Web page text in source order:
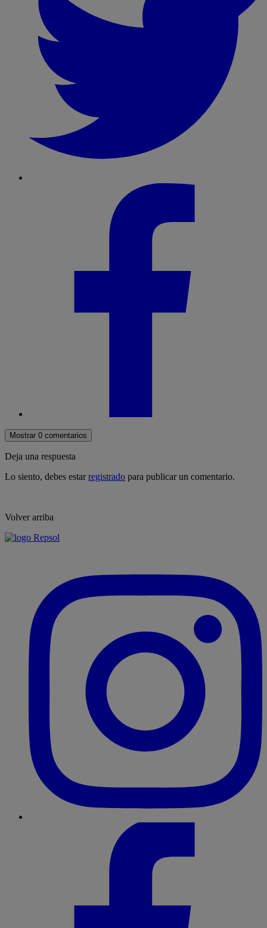
Mostrar 0 comentarios
Deja una respuesta
Lo siento, debes estarregistrado para publicar un comentario.
Volver arriba